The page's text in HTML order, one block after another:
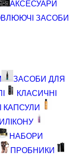
АКСЕСУАРИ
ЗАСОБИ
ЗАСОБИ ДЛЯ
КЛАСИЧНІ
КАПСУЛИ
НАБОРИ
ПРОБНИКИ